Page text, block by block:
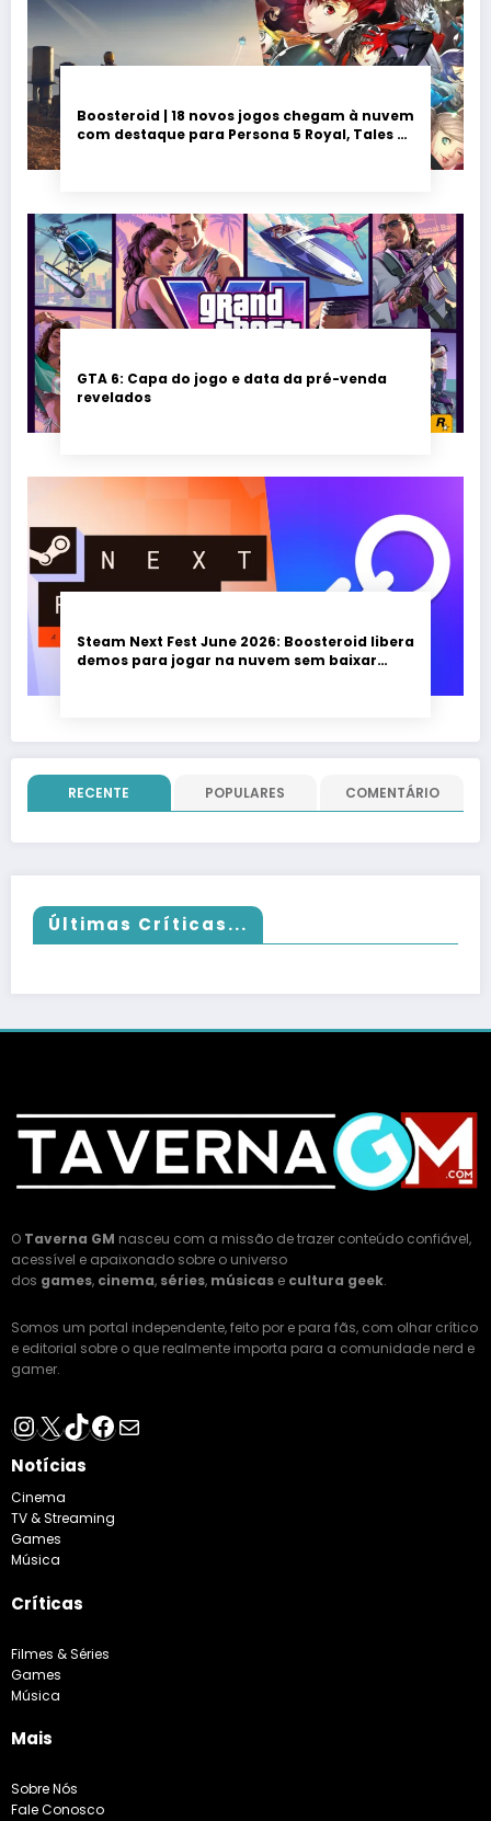
Boosteroid | 18 novos jogos chegam à nuvem
com destaque para Persona 5 Royal, Tales of
GTA 6: Capa do jogo e data da pré-venda
revelados
Steam Next Fest June 2026: Boosteroid libera
demos para jogar na nuvem sem baixar
RECENTE POPULARES COMENTÁRIO
Últimas Críticas...
O Taverna GM nasceu com a missão de trazer conteúdo confiável,
acessível e apaixonado sobre o universo
dos games, cinema, séries, músicas e cultura geek.
Somos um portal independente, feito por e para fãs, com olhar crítico
e editorial sobre o que realmente importa para a comunidade nerd e
gamer.
Instagram
X TikTok
Facebook
E-mail
Notícias
Cinema
TV & Streaming
Games
Música
Críticas
Filmes & Séries
Games
Música
Mais
Sobre Nós
Fale Conosco